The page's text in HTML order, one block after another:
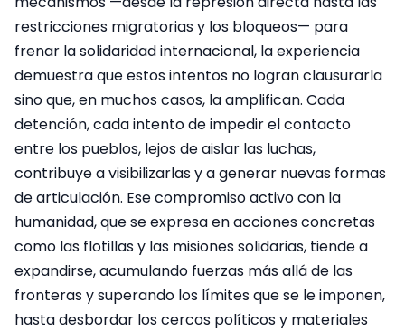
restricciones migratorias y los bloqueos— para
frenar la solidaridad internacional, la experiencia
demuestra que estos intentos no logran clausurarla
sino que, en muchos casos, la amplifican. Cada
detención, cada intento de impedir el contacto
entre los pueblos, lejos de aislar las luchas,
contribuye a visibilizarlas y a generar nuevas formas
de articulación. Ese compromiso activo con la
humanidad, que se expresa en acciones concretas
como las flotillas y las misiones solidarias, tiende a
expandirse, acumulando fuerzas más allá de las
fronteras y superando los límites que se le imponen,
hasta desbordar los cercos políticos y materiales